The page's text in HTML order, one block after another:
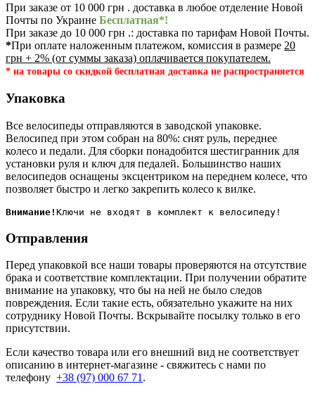
При заказе от 10 000 грн . доставка в любое отделение Новой
Почты по Украине Бесплатная*!
При заказе до 10 000 грн .: доставка по тарифам Новой Почты.
*При оплате наложенным платежом, комиссия в размере 20
грн + 2% (от суммы заказа) оплачивается покупателем.
* на товары со скидкой бесплатная доставка не распространяется
Упаковка
Все велосипеды отправляются в заводской упаковке.
Велосипед при этом собран на 80%: снят руль, переднее
колесо и педали. Для сборки понадобится шестигранник для
установки руля и ключ для педалей. Большинство наших
велосипедов оснащены эксцентриком на переднем колесе, что
позволяет быстро и легко закрепить колесо к вилке.
Внимание!
Отправления
Перед упаковкой все наши товары проверяются на отсутствие
брака и соответствие комплектации. При получении обратите
внимание на упаковку, что бы на ней не было следов
повреждения. Если такие есть, обязательно укажите на них
сотруднику Новой Почты. Вскрывайте посылку только в его
присутствии.
Если качество товара или его внешний вид не соответствует
описанию в интернет-магазине - свяжитесь с нами по
телефону +38 (97) 000 67 71 .